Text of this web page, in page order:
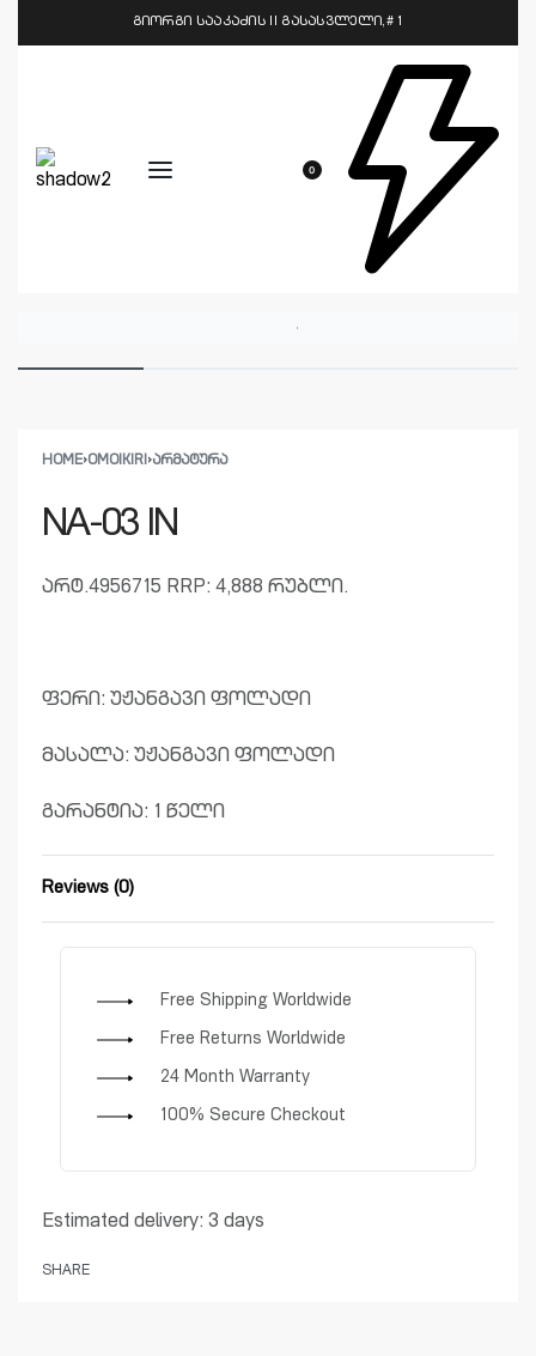
გიორგი სააკაძის II გასასვლელი,# 1
0
HOME›OMOIKIRI ›ᲐᲠᲛᲐᲢᲣᲠᲐ
NA-03 IN
არტ.4956715 RRP: 4,888 რუბლი.
ფერი: უჟანგავი ფოლადი
მასალა: უჟანგავი ფოლადი
გარანტია: 1 წელი
Reviews (0)
Free Shipping Worldwide
Free Returns Worldwide
24 Month Warranty
100% Secure Checkout
Estimated delivery: 3 days
SHARE